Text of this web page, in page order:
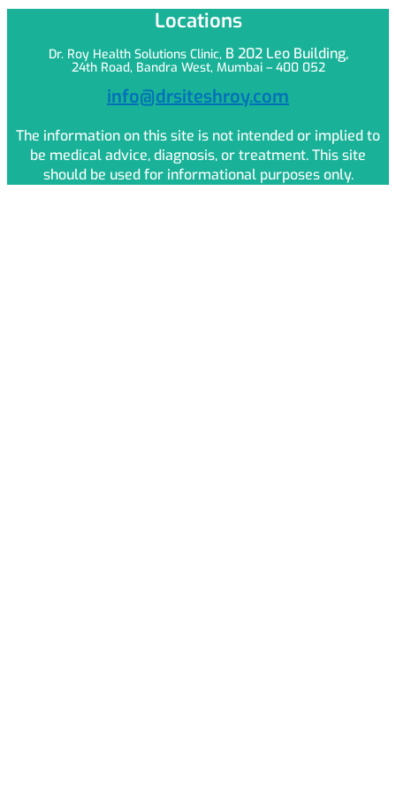
Locations
Dr. Roy Health Solutions Clinic, B 202 Leo Building,
24th Road, Bandra West, Mumbai – 400 052
info@drsiteshroy.com
The information on this site is not intended or implied to
be medical advice, diagnosis, or treatment. This site
should be used for informational purposes only.